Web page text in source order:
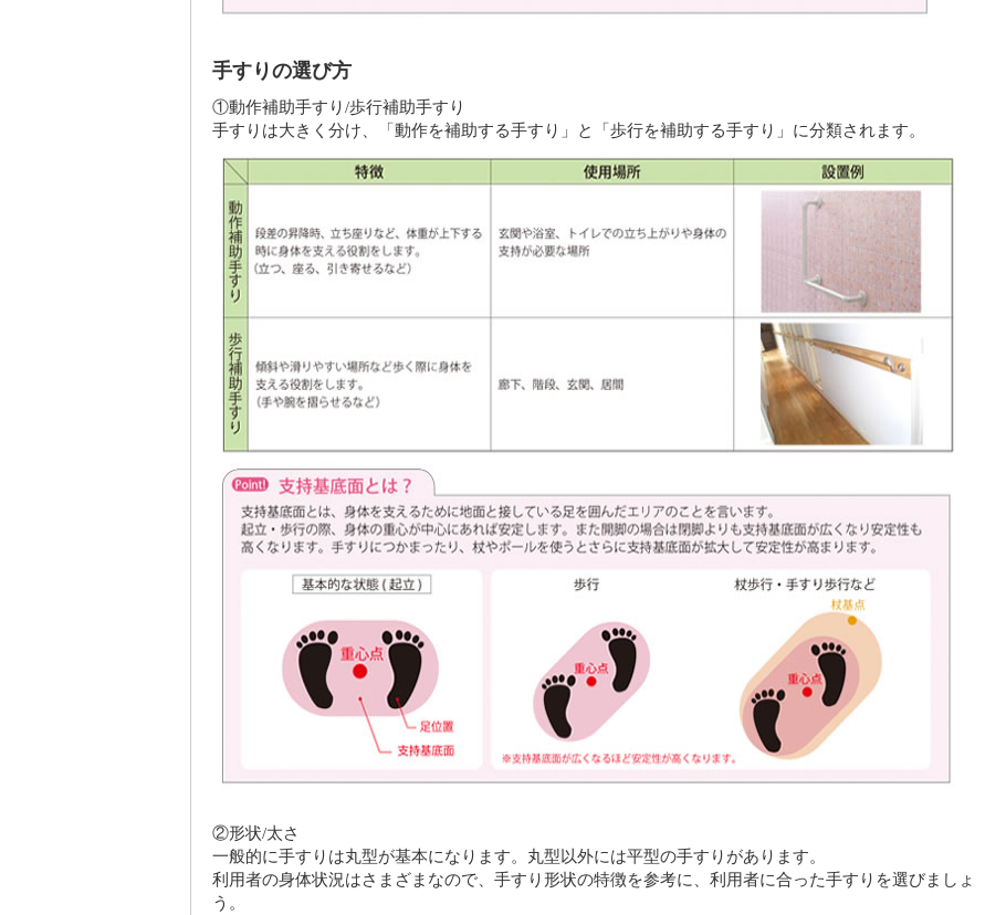
手すりの選び方
①動作補助手すり/歩行補助手すり
手すりは大きく分け、「動作を補助する手すり」と「歩行を補助する手すり」に分類されます。
②形状/太さ
一般的に手すりは丸型が基本になります。丸型以外には平型の手すりがあります。
利用者の身体状況はさまざまなので、手すり形状の特徴を参考に、利用者に合った手すりを選びましょ
う。